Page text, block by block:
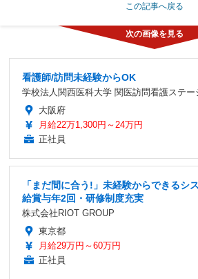
この記事へ戻る
看護師/訪問未経験からOK
学校法人関西医科大学 関医訪問看護ステー
大阪府
月給22万1,300円～24万円
正社員
「まだ間に合う!」未経験からできるシ
給賞与年2回・研修制度充実
株式会社RIOT GROUP
東京都
月給29万円～60万円
正社員